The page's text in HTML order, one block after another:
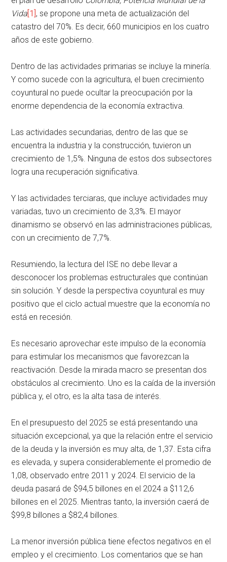
Vida[1], se propone una meta de actualización del
catastro del 70%. Es decir, 660 municipios en los cuatro
años de este gobierno.
Dentro de las actividades primarias se incluye la minería.
Y como sucede con la agricultura, el buen crecimiento
coyuntural no puede ocultar la preocupación por la
enorme dependencia de la economía extractiva.
Las actividades secundarias, dentro de las que se
encuentra la industria y la construcción, tuvieron un
crecimiento de 1,5%. Ninguna de estos dos subsectores
logra una recuperación significativa.
Y las actividades terciaras, que incluye actividades muy
variadas, tuvo un crecimiento de 3,3%. El mayor
dinamismo se observó en las administraciones públicas,
con un crecimiento de 7,7%.
Resumiendo, la lectura del ISE no debe llevar a
desconocer los problemas estructurales que continúan
sin solución. Y desde la perspectiva coyuntural es muy
positivo que el ciclo actual muestre que la economía no
está en recesión.
Es necesario aprovechar este impulso de la economía
para estimular los mecanismos que favorezcan la
reactivación. Desde la mirada macro se presentan dos
obstáculos al crecimiento. Uno es la caída de la inversión
pública y, el otro, es la alta tasa de interés.
En el presupuesto del 2025 se está presentando una
situación excepcional, ya que la relación entre el servicio
de la deuda y la inversión es muy alta, de 1,37. Esta cifra
es elevada, y supera considerablemente el promedio de
1,08, observado entre 2011 y 2024. El servicio de la
deuda pasará de $94,5 billones en el 2024 a $112,6
billones en el 2025. Mientras tanto, la inversión caerá de
$99,8 billones a $82,4 billones.
La menor inversión pública tiene efectos negativos en el
empleo y el crecimiento. Los comentarios que se han